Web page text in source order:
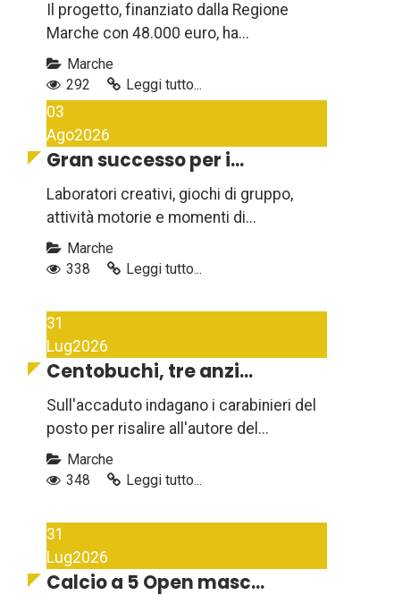
Il progetto, finanziato dalla Regione
Marche con 48.000 euro, ha...
Marche
292
Leggi tutto...
03
Ago2026
Gran successo per i...
Laboratori creativi, giochi di gruppo,
attività motorie e momenti di...
Marche
338
Leggi tutto...
31
Lug2026
Centobuchi, tre anzi...
Sull'accaduto indagano i carabinieri del
posto per risalire all'autore del...
Marche
348
Leggi tutto...
31
Lug2026
Calcio a 5 Open masc...